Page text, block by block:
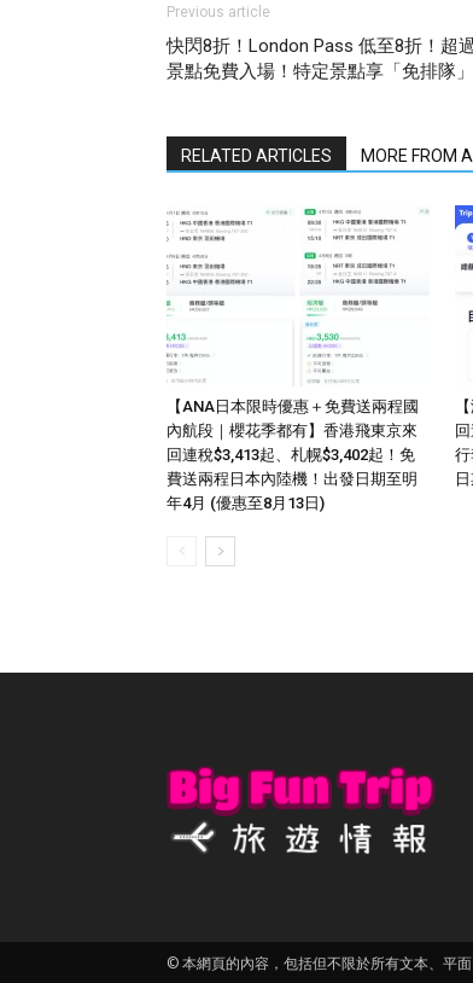
Previous article
快閃8折！London Pass 低至8折！超
景點免費入場！特定景點享「免排隊」
RELATED ARTICLES MORE FROM
【ANA日本限時優惠＋免費送兩程國
內航段｜櫻花季都有】香港飛東京來
回連稅$3,413起、札幌$3,402起！免
費送兩程日本內陸機！出發日期至明
年4月 (優惠至8月13日)
© 本網頁的內容，包括但不限於所有文本、平